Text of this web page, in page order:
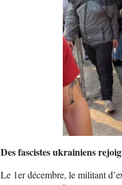
Des fascistes ukrainiens
Le 1er décembre, le militant